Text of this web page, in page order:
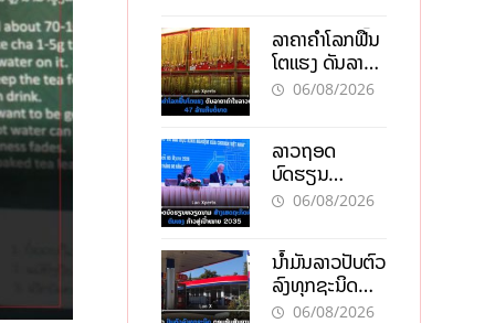
ລາຄາຄຳໂລກຟື້ນ
ໂຕແຮງ ດັນລາຄາ
ຄຳໃນລາວທະລຸ
06/08/2026
ລາວຖອດ
ບົດຮຽນ
ຫວຽດນາມ ສ້າງ
ເປົ້າໝາຍ 2035
06/08/2026
ນໍ້າມັນລາວປັບຕົວ
ລົງທຸກຊະນິດ
ຕອບຮັບສັນຍານ
06/08/2026